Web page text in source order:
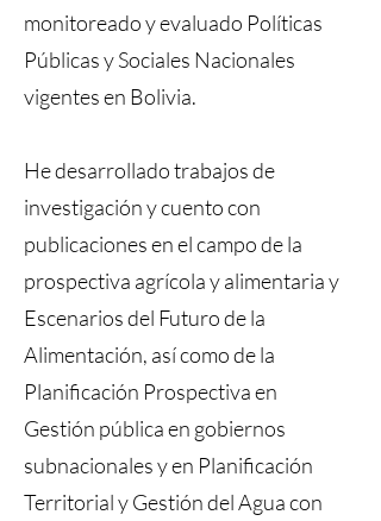
monitoreado y evaluado Políticas
Públicas y Sociales Nacionales
vigentes en Bolivia.
He desarrollado trabajos de
investigación y cuento con
publicaciones en el campo de la
prospectiva agrícola y alimentaria y
Escenarios del Futuro de la
Alimentación, así como de la
Planificación Prospectiva en
Gestión pública en gobiernos
subnacionales y en Planificación
Territorial y Gestión del Agua con